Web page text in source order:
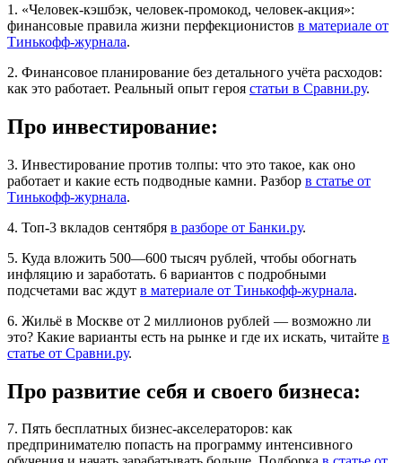
1. «Человек-кэшбэк, человек-промокод, человек-акция»:
финансовые правила жизни перфекционистов в материале от
Тинькофф-журнала.
2. Финансовое планирование без детального учёта расходов:
как это работает. Реальный опыт героя статьи в Сравни.ру.
Про инвестирование:
3. Инвестирование против толпы: что это такое, как оно
работает и какие есть подводные камни. Разбор в статье от
Тинькофф-журнала.
4. Топ-3 вкладов сентября в разборе от Банки.ру.
5. Куда вложить 500—600 тысяч рублей, чтобы обогнать
инфляцию и заработать. 6 вариантов с подробными
подсчетами вас ждут в материале от Тинькофф-журнала.
6. Жильё в Москве от 2 миллионов рублей — возможно ли
это? Какие варианты есть на рынке и где их искать, читайте в
статье от Сравни.ру.
Про развитие себя и своего бизнеса:
7. Пять бесплатных бизнес-акселераторов: как
предпринимателю попасть на программу интенсивного